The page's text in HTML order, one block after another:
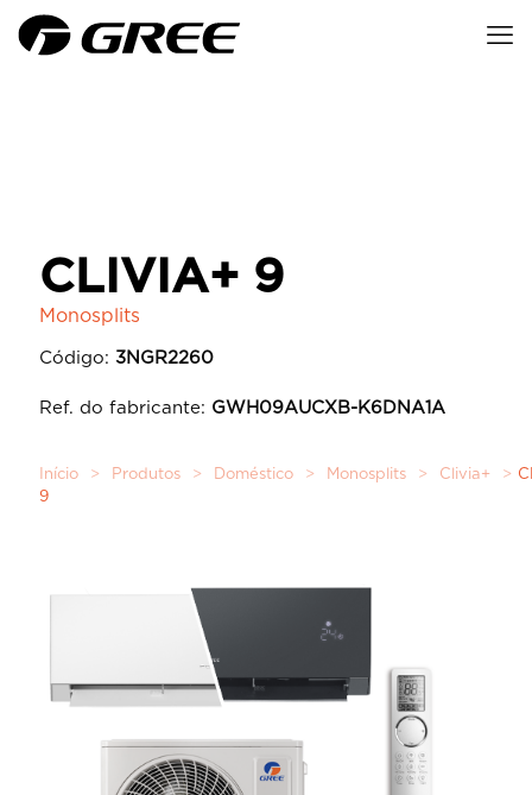
CLIVIA+ 9
Monosplits
Código: 3NGR2260
Ref. do fabricante: GWH09AUCXB-K6DNA1A
Início > Produtos > Doméstico > Monosplits > Clivia+ >
9